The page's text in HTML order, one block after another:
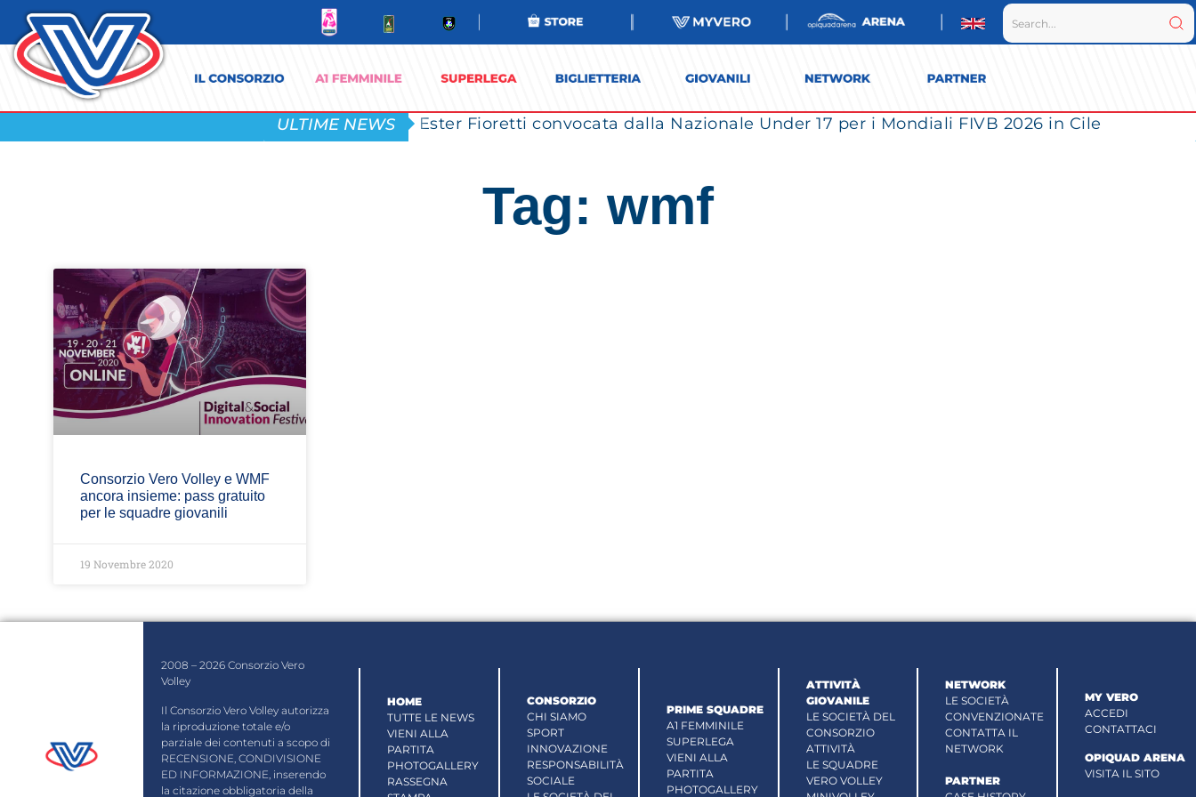
ULTIME NEWS Ester Fioretti convocata dalla Nazionale Under 17 per i Mondiali FIVB 2026 in Cile
Tag: wmf
Consorzio Vero Volley e WMF
ancora insieme: pass gratuito
per le squadre giovanili
19 Novembre 2020
2008 – 2026 Consorzio Vero
Volley
Il Consorzio Vero Volley autorizza
la riproduzione totale e/o
parziale dei contenuti a scopo di
RECENSIONE, CONDIVISIONE
ED INFORMAZIONE, inserendo
la citazione obbligatoria della
HOME
TUTTE LE NEWS
VIENI ALLA
PARTITA
PHOTOGALLERY
RASSEGNA
CONSORZIO
CHI SIAMO
SPORT
INNOVAZIONE
RESPONSABILITÀ
SOCIALE
PRIME SQUADRE
A1 FEMMINILE
SUPERLEGA
VIENI ALLA
PARTITA
PHOTOGALLERY
ATTIVITÀ
GIOVANILE
LE SOCIETÀ DEL
CONSORZIO
ATTIVITÀ
LE SQUADRE
VERO VOLLEY
NETWORK
LE SOCIETÀ
CONVENZIONATE
CONTATTA IL
NETWORK
PARTNER
MY VERO
ACCEDI
CONTATTACI
OPIQUAD ARENA
VISITA IL SITO